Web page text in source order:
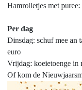
Hamrolletjes met
Per dag
Dinsdag: schuf mee an
euro
Vrijdag: koeietoenge in
Of kom de